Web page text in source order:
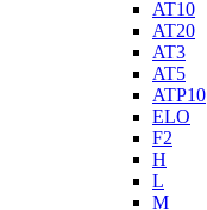
AT10
AT20
AT3
AT5
ATP10
ELO
F2
H
L
M